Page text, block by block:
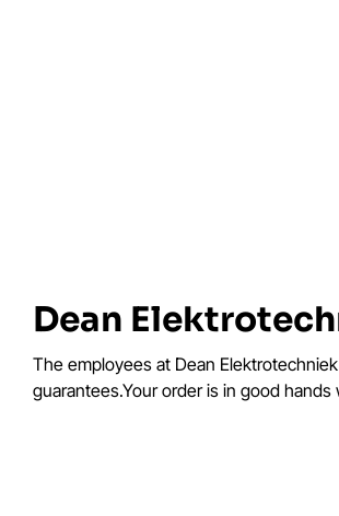
Dean
The employees at Dean
guarantees.Your order is in good